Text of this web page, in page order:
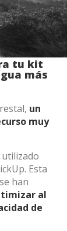
tu kit
más
un
muy
Esta
han
al
de